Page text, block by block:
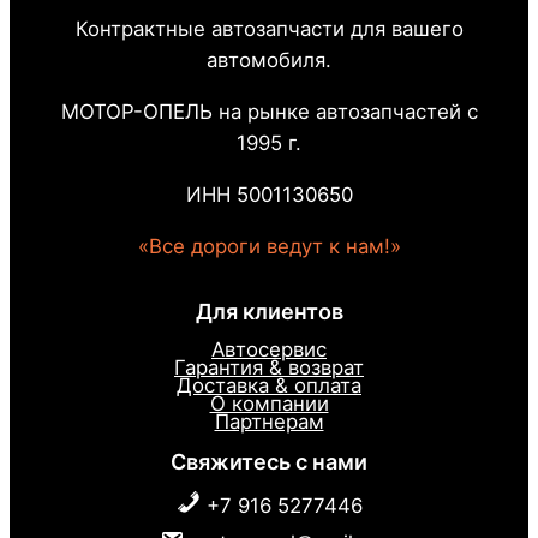
Контрактные автозапчасти для вашего
автомобиля.
МОТОР-ОПЕЛЬ на рынке автозапчастей с
1995 г.
ИНН 5001130650
«Все дороги ведут к нам!»
Для клиентов
Автосервис
Гарантия & возврат
Доставка & оплата
О компании
Партнерам
Свяжитесь с нами
+7 916 5277446